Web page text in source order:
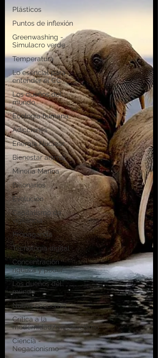
Plásticos
Puntos de inflexión
Greenwashing -
Simulacro verde
Temperatura
Lo esencial para
entender el CC
Los dueños del
mundo
Ecología humana
Adicciones
Energía Nuclear
Bienestar animal
Minería Marina
Billonarios
Evolución
Capitalismo de
vigilancia
Propaganda
Tecnología digital
Concentración
riqueza y poder
Los dueños del
mundo
Nueva economía
Crítica a la
modernidad/mecanicismo
Ciencia -
Negacionismo